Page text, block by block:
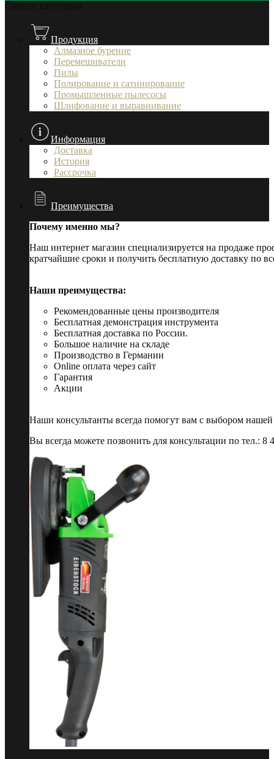
Продукция
Алмазное бурение
Перемешиватели
Пилы
Полирование и сатинирование
Промышленные пылесосы
Шлифование и выравнивание
Информация
Доставка
История
Рассрочка
Преимущества
Почему именно мы?
Наш интернет магазин специализируется на продаже
кратчайшие сроки и получить бесплатную доставку по
Наши преимущества:
Рекомендованные цены производителя
Бесплатная демонстрация инструмента
Бесплатная доставка по России.
Большое наличие на складе
Производство в Германии
Online оплата через сайт
Гарантия
Акции
Наши консультанты всегда помогут вам с выбором
Вы всегда можете позвонить для консультации по тел.: